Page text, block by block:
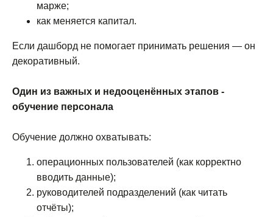
марже;
как меняется капитал.
Если дашборд не помогает принимать решения — он
декоративный.
Один из важных и недооценённых этапов -
обучение персонала
Обучение должно охватывать:
операционных пользователей (как корректно
вводить данные);
руководителей подразделений (как читать
отчёты);